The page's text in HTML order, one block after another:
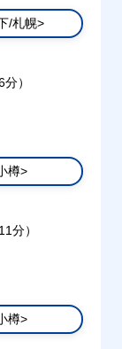
/札幌>
）
樽>
分）
樽>